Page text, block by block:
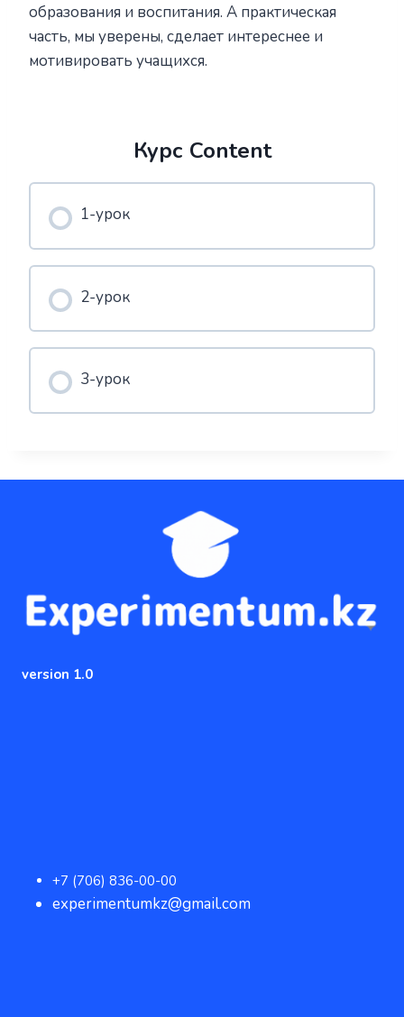
образования и воспитания. А практическая
часть, мы уверены, сделает интереснее и
мотивировать учащихся.
Курс Content
1-урок
2-урок
3-урок
version 1.0
+7 (706) 836-00-00
experimentumkz@gmail.com